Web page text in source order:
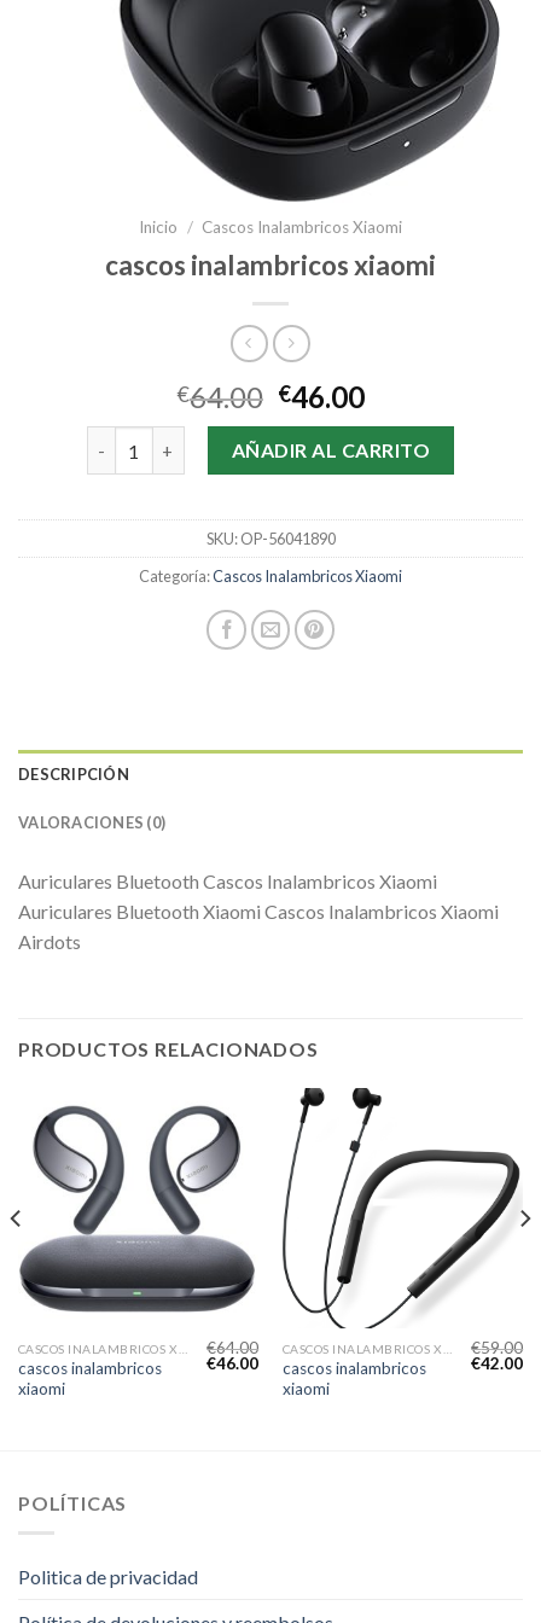
Inicio / Cascos Inalambricos Xiaomi
cascos inalambricos xiaomi
€64.00 €46.00
cascos inalambricos xiaomi cantidad
AÑADIR AL CARRITO
SKU:OP-56041890
Categoría:Cascos Inalambricos Xiaomi
DESCRIPCIÓN
VALORACIONES (0)
Auriculares Bluetooth Cascos Inalambricos Xiaomi
Auriculares Bluetooth Xiaomi Cascos Inalambricos Xiaomi
Airdots
PRODUCTOS RELACIONADOS
cascos inalambricos
xiaomi
€64.00
€46.00
cascos inalambricos
xiaomi
€59.00
€42.00
POLÍTICAS
Politica de privacidad